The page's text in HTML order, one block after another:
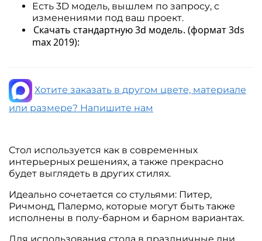
Есть 3D модель, вышлем по запросу, с
изменениями под ваш проект.
Скачать стандартную 3d модель. (формат 3ds
max 2019):
Хотите заказать в другом цвете, материале
или размере? Напишите нам
Стол используется как в современных
интерьерных решениях, а также прекрасно
будет выглядеть в других стилях.
Идеально сочетается со стульями: Питер,
Ричмонд, Палермо, которые могут быть также
исполнены в полу-барном и барном вариантах.